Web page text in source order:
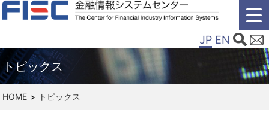
JP EN
トピックス
HOME トピックス